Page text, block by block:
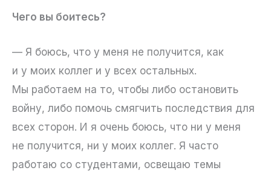
Чего вы боитесь?
— Я боюсь, что у меня не получится, как
и у моих коллег и у всех остальных.
Мы работаем на то, чтобы либо остановить
войну, либо помочь смягчить последствия для
всех сторон. И я очень боюсь, что ни у меня
не получится, ни у моих коллег. Я часто
работаю со студентами, освещаю темы